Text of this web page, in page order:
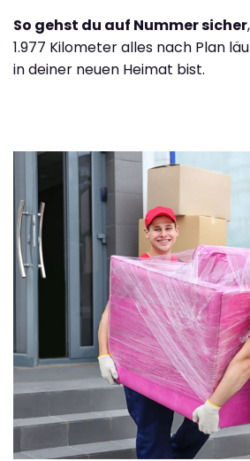
So gehst du auf Nummer sicher
1.977 Kilometer alles nach Plan
in deiner neuen Heimat bist.